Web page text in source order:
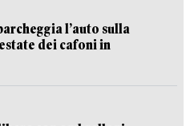
l’auto sulla
dei cafoni in